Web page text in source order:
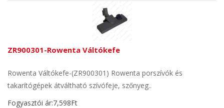
ZR900301-Rowenta Váltókefe
Rowenta Váltókefe-(ZR900301) Rowenta porszívók és
takarítógépek átváltható szívófeje, szőnyeg..
Fogyasztói ár:7,598Ft